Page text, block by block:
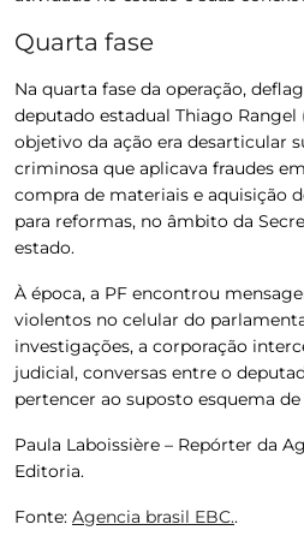
Quarta fase
Na quarta fase da operação,
deputado estadual Thiago Rangel
objetivo da ação era desarticular
criminosa que aplicava fraudes
compra de materiais e aquisição
para reformas, no âmbito da
estado.
À época, a PF encontrou
violentos no celular do
investigações, a corporação
judicial, conversas entre o
pertencer ao suposto esquema de
Paula Laboissière – Repórter da
Editoria.
Fonte: Agencia brasil EBC..